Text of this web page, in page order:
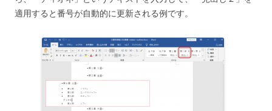
適用すると番号が自動的に更新される例です。